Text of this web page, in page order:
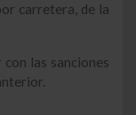
carretera, de la
las sanciones